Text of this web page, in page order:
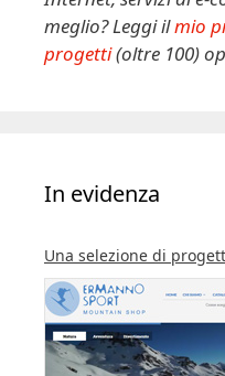
meglio? Leggi ilmio
progetti(oltre 100)
In evidenza
Una selezione di